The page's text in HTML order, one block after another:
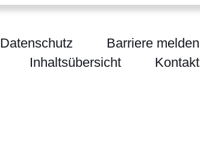
Datenschutz
Barriere melden
Inhaltsübersicht
Kontakt